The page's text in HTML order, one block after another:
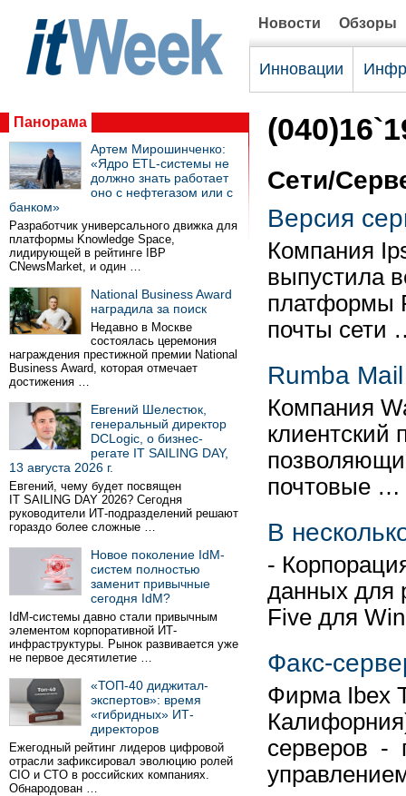
Новости Обзоры
Инновации
Панорама
Артем Мирошинченко:
«Ядро ETL-системы не
должно знать работает
оно с нефтегазом или с
банком»
Разработчик универсального движка для
платформы Knowledge Space,
лидирующей в рейтинге IBP
CNewsMarket, и один …
National Business Award
наградила за поиск
Недавно в Москве
состоялась церемония
награждения престижной премии National
Business Award, которая отмечает
достижения …
Евгений Шелестюк,
генеральный директор
DCLogic, о бизнес-
регате IT SAILING DAY,
13 августа 2026 г.
Евгений, чему будет посвящен
IT SAILING DAY 2026? Сегодня
руководители ИТ-подразделений решают
гораздо более сложные …
Новое поколение IdM-
систем полностью
заменит привычные
сегодня IdM?
IdM-системы давно стали привычным
элементом корпоративной ИТ-
инфраструктуры. Рынок развивается уже
не первое десятилетие …
«ТОП-40 диджитал-
экспертов»: время
«гибридных» ИТ-
директоров
Ежегодный рейтинг лидеров цифровой
отрасли зафиксировал эволюцию ролей
CIO и CTO в российских компаниях.
Обнародован …
Сети/
Версия
Компания
выпустила
платформы
почты сети
Rumba
Компания
клиентский
почтовые …
В
-
данных для
Five для
Факс-
Фирма Ibex
серверов -